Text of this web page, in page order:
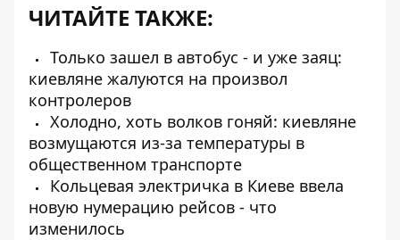
ЧИТАЙТЕ ТАКЖЕ:
Только зашел в автобус - и уже заяц:
киевляне жалуются на произвол
контролеров
Холодно, хоть волков гоняй: киевляне
возмущаются из-за температуры в
общественном транспорте
Кольцевая электричка в Киеве ввела
новую нумерацию рейсов - что
изменилось